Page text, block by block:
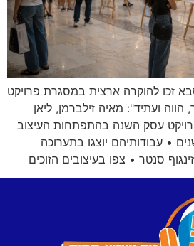
זכו להוקרה ארצית במסגרת פרויקט
הווה ועתיד": מאיה זילברמן, ליאן
עסק השנה בהתפתחות העיצוב
• עבודותיהם יוצגו בתערוכה
סנטר • צפו בעיצובים הזוכים